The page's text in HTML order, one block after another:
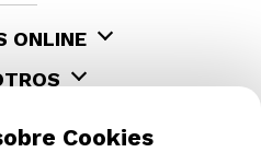
ONLINE
Cookies